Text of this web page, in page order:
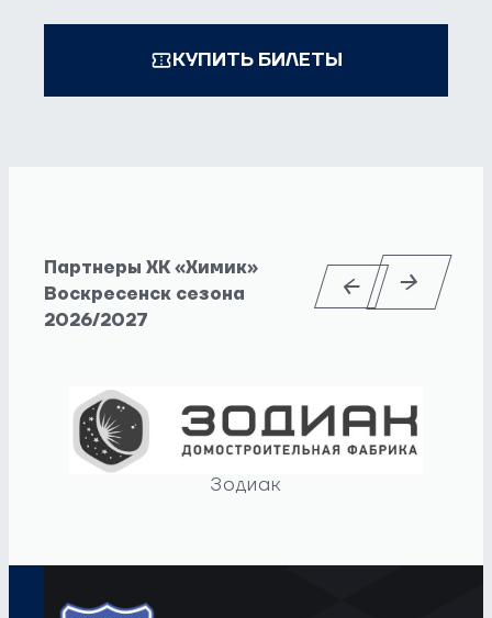
КУПИТЬ БИЛЕТЫ
Партнеры ХК «Химик»
Воскресенск сезона
2026/2027
Зодиак